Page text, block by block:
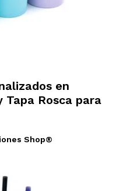
en
Rosca para
Shop®